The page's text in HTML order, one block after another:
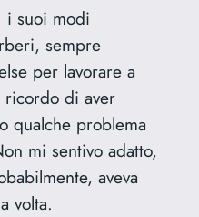
i suoi modi
sempre
per lavorare a
ricordo di aver
qualche problema
mi sentivo adatto,
aveva
volta.